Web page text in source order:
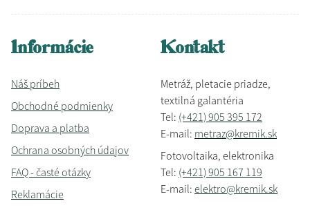
Informácie
Náš príbeh
Obchodné podmienky
Doprava a platba
Ochrana osobných údajov
FAQ - časté otázky
Reklamácie
Kontakt
Metráž, pletacie priadze,
textilná galantéria
Tel: (+421) 905 395 172
E-mail: metraz@kremik.sk
Fotovoltaika, elektronika
Tel: (+421) 905 167 119
E-mail: elektro@kremik.sk